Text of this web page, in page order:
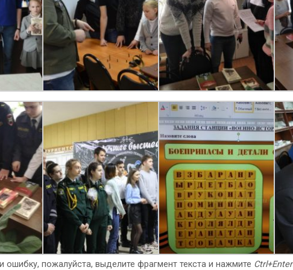
ошибку, пожалуйста, выделите фрагмент текста и нажмите Ctrl+Enter